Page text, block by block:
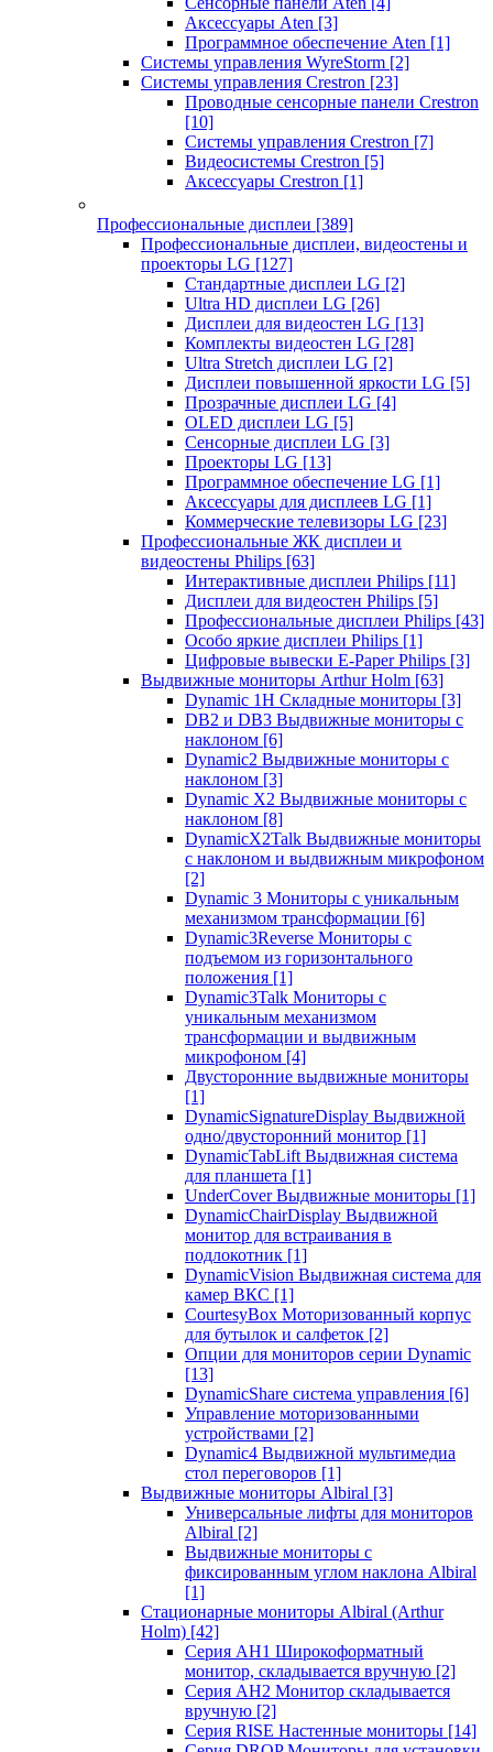
Аксессуары Aten [3]
Программное обеспечение Aten [1]
Системы управления WyreStorm [2]
Системы управления Crestron [23]
Проводные сенсорные панели Crestron
[10]
Системы управления Crestron [7]
Видеосистемы Crestron [5]
Аксессуары Crestron [1]
Профессиональные дисплеи [389]
Профессиональные дисплеи, видеостены и
проекторы LG [127]
Стандартные дисплеи LG [2]
Ultra HD дисплеи LG [26]
Дисплеи для видеостен LG [13]
Комплекты видеостен LG [28]
Ultra Stretch дисплеи LG [2]
Дисплеи повышенной яркости LG [5]
Прозрачные дисплеи LG [4]
OLED дисплеи LG [5]
Сенсорные дисплеи LG [3]
Проекторы LG [13]
Программное обеспечение LG [1]
Аксессуары для дисплеев LG [1]
Коммерческие телевизоры LG [23]
Профессиональные ЖК дисплеи и
видеостены Philips [63]
Интерактивные дисплеи Philips [11]
Дисплеи для видеостен Philips [5]
Профессиональные дисплеи Philips [43]
Особо яркие дисплеи Philips [1]
Цифровые вывески E-Paper Philips [3]
Выдвижные мониторы Arthur Holm [63]
Dynamic 1Н Складные мониторы [3]
DB2 и DB3 Выдвижные мониторы с
наклоном [6]
Dynamic2 Выдвижные мониторы с
наклоном [3]
Dynamic X2 Выдвижные мониторы с
наклоном [8]
DynamicX2Talk Выдвижные мониторы
с наклоном и выдвижным микрофоном
[2]
Dynamic 3 Мониторы с уникальным
механизмом трансформации [6]
Dynamic3Reverse Мониторы с
подъемом из горизонтального
положения [1]
Dynamic3Talk Мониторы с
уникальным механизмом
трансформации и выдвижным
микрофоном [4]
Двусторонние выдвижные мониторы
[1]
DynamicSignatureDisplay Выдвижной
одно/двусторонний монитор [1]
DynamicTabLift Выдвижная система
для планшета [1]
UnderCover Выдвижные мониторы [1]
DynamicChairDisplay Выдвижной
монитор для встраивания в
подлокотник [1]
DynamicVision Выдвижная система для
камер ВКС [1]
CourtesyBox Моторизованный корпус
для бутылок и салфеток [2]
Опции для мониторов серии Dynamic
[13]
DynamicShare система управления [6]
Управление моторизованными
устройствами [2]
Dynamic4 Выдвижной мультимедиа
стол переговоров [1]
Выдвижные мониторы Albiral [3]
Универсальные лифты для мониторов
Albiral [2]
Выдвижные мониторы с
фиксированным углом наклона Albiral
[1]
Стационарные мониторы Albiral (Arthur
Holm) [42]
Серия AH1 Широкоформатный
монитор, складывается вручную [2]
Серия AH2 Монитор складывается
вручную [2]
Серия RISE Настенные мониторы [14]